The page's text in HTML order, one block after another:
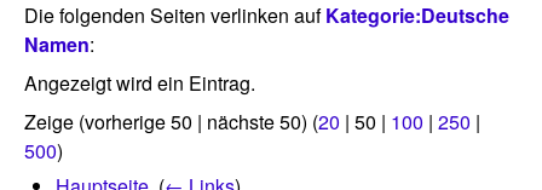
Die folgenden Seiten verlinken aufKategorie:Deutsche
Namen:
Angezeigt wird ein Eintrag.
Zeige (vorherige 50 | nächste 50) (20 | 50 | 100 | 250 |
500)